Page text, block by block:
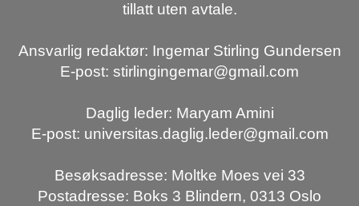
tillatt uten avtale.
Ansvarlig redaktør: Ingemar Stirling Gundersen
E-post: stirlingingemar@gmail.com
Daglig leder: Maryam Amini
E-post: universitas.daglig.leder@gmail.com
Besøksadresse: Moltke Moes vei 33
Postadresse: Boks 3 Blindern, 0313 Oslo